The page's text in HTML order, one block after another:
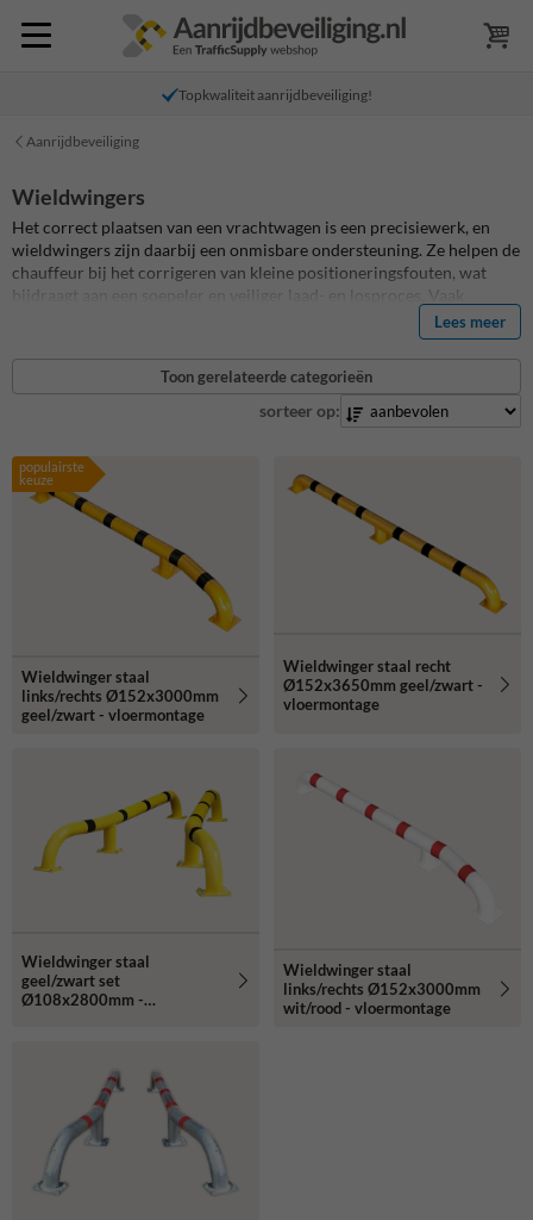
Topkwaliteit aanrijdbeveiliging!
Aanrijdbeveiliging
Wieldwingers
Het correct plaatsen van een vrachtwagen is een precisiewerk, en
wieldwingers zijn daarbij een onmisbare ondersteuning. Ze helpen de
chauffeur bij het corrigeren van kleine positioneringsfouten, wat
bijdraagt aan een soepeler en veiliger laad- en losproces. Vaak
gebruikt in combinatie met docklijnen, vormen onze wieldwingers
een effectief hulpmiddel voor elke laad- en loszone. Deze stalen
constructies worden stevig verankerd op een betonnen ondergrond
met behulp van voetplaten, wat zorgt voor een stabiele en
betrouwbare positionering. Ontdek ons assortiment wieldwingers en
Lees meer
Toon gerelateerde categorieën
sorteer op:
populairste
keuze
Wieldwinger staal
links/rechts Ø152x3000mm
geel/zwart - vloermontage
Wieldwinger staal recht
Ø152x3650mm geel/zwart -
vloermontage
Wieldwinger staal
geel/zwart set
Ø108x2800mm -
Wieldwinger staal
links/rechts Ø152x3000mm
wit/rood - vloermontage